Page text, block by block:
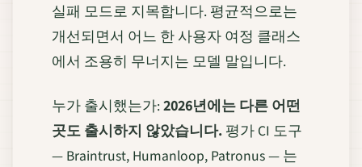
실패 모드로 지목합니다. 평균적으로는
개선되면서 어느 한 사용자 여정 클래스
에서 조용히 무너지는 모델 말입니다.
누가 출시했는가:2026년에는 다른 어떤
곳도 출시하지 않았습니다. 평가 CI 도구
— Braintrust, Humanloop, Patronus — 는